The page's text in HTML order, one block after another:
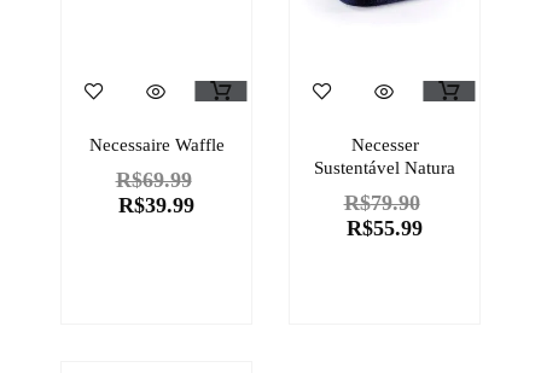
Necessaire Waffle
R$69.99
R$39.99
Necesser
Sustentável Natura
R$79.90
R$55.99